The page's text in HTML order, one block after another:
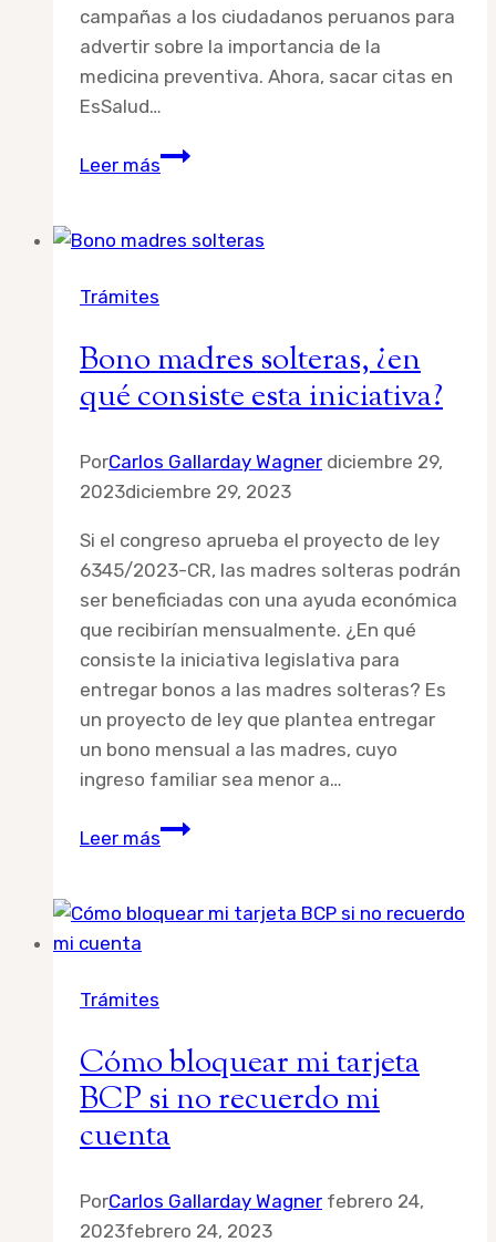
campañas a los ciudadanos peruanos para
advertir sobre la importancia de la
medicina preventiva. Ahora, sacar citas en
EsSalud…
Leer másComo
Essalud
Trámites
Bono madres solteras, ¿en
qué consiste esta iniciativa?
PorCarlos Gallarday Wagner diciembre 29,
2023diciembre 29, 2023
Si el congreso aprueba el proyecto de ley
6345/2023-CR, las madres solteras podrán
ser beneficiadas con una ayuda económica
que recibirían mensualmente. ¿En qué
consiste la iniciativa legislativa para
entregar bonos a las madres solteras? Es
un proyecto de ley que plantea entregar
un bono mensual a las madres, cuyo
ingreso familiar sea menor a…
Leer másBono
¿en
Trámites
Cómo bloquear mi tarjeta
BCP si no recuerdo mi
cuenta
PorCarlos Gallarday Wagner febrero 24,
2023febrero 24, 2023